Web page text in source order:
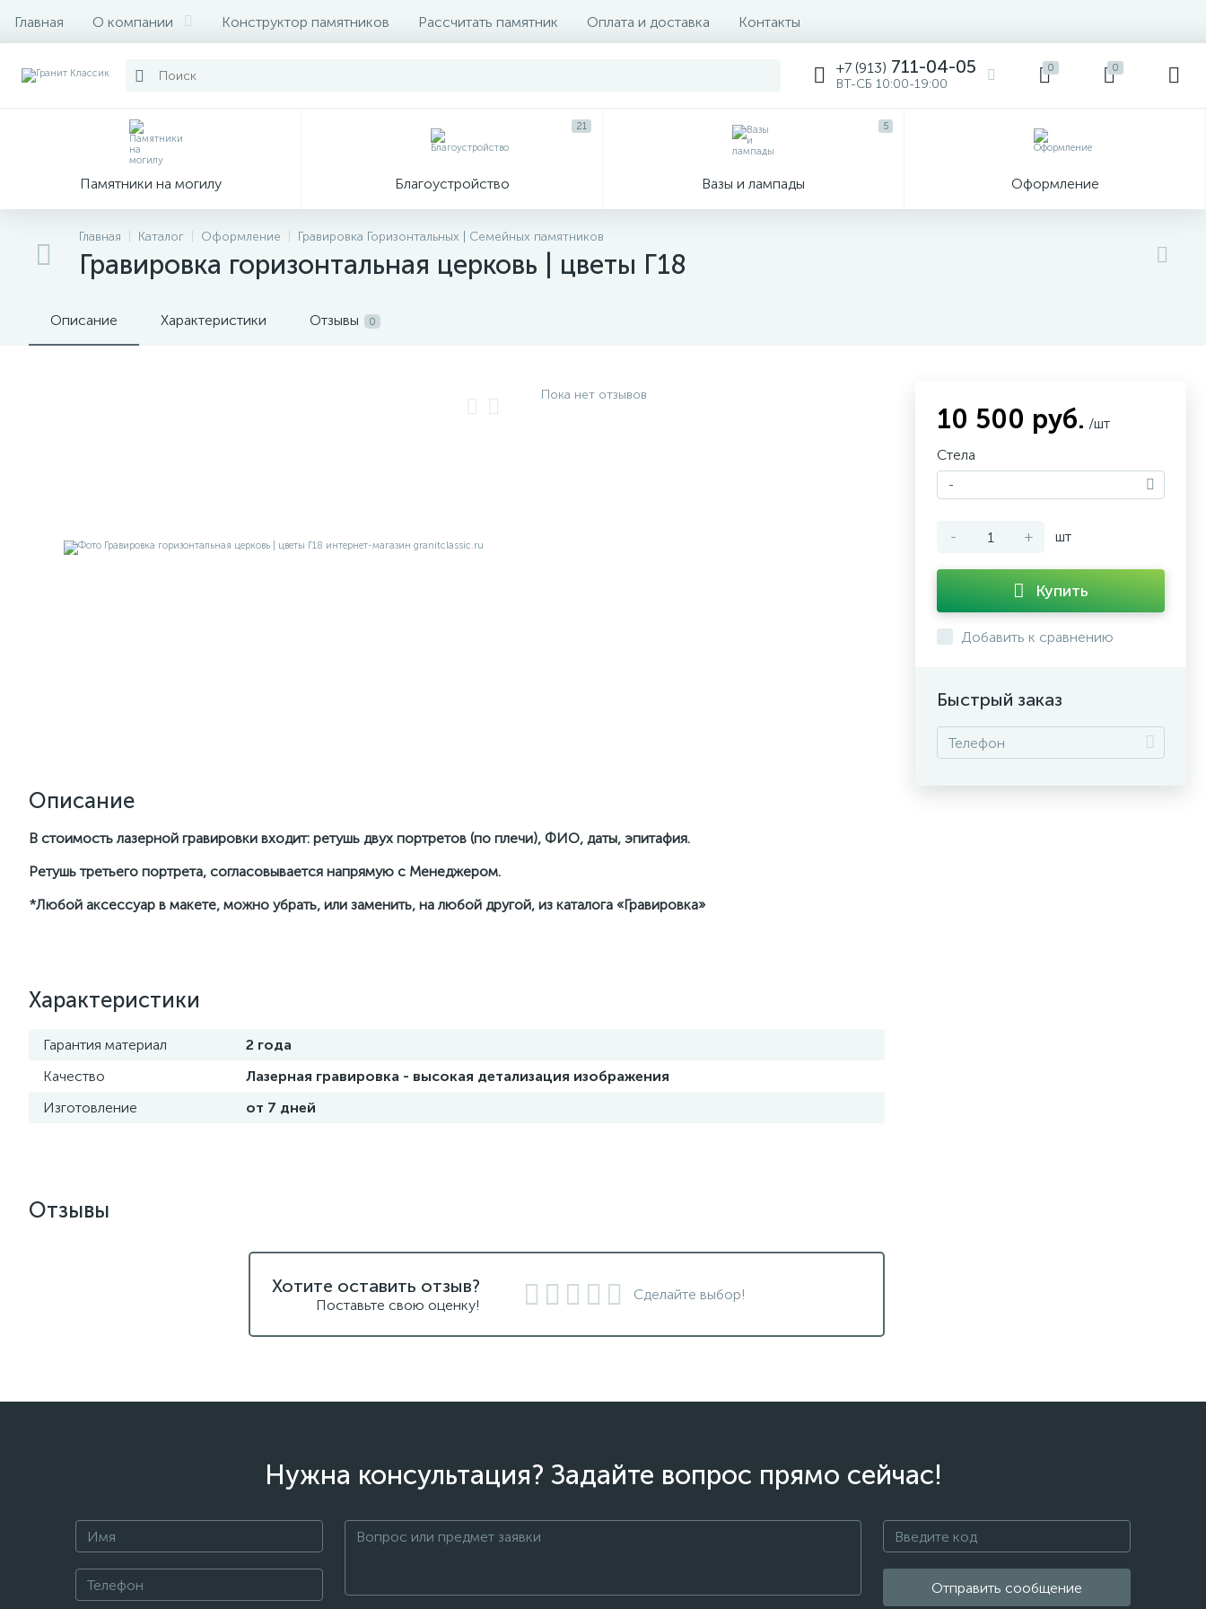
Главная О компании Конструктор памятников Рассчитать памятник Оплата и доставка Контакты
+7 (913) 711-04-05
ВТ-СБ 10:00-19:00
0 0
Памятники на могилу Благоустройство
21
Вазы и лампады
5
Оформление
Главная Каталог Оформление Гравировка Горизонтальных | Семейных памятников
Гравировка горизонтальная церковь | цветы Г18
Описание Характеристики Отзывы 0
Пока нет отзывов
Описание
В стоимость лазерной гравировки входит: ретушь двух портретов (по плечи), ФИО, даты, эпитафия.
Ретушь третьего портрета, согласовывается напрямую с Менеджером.
*Любой аксессуар в макете, можно убрать, или заменить, на любой другой, из каталога «Гравировка»
Характеристики
Гарантия материал
2 года
Качество
Лазерная гравировка - высокая детализация изображения
Изготовление
от 7 дней
10 500 руб. /шт
Стела
-
- + шт
Купить
Добавить к сравнению
Быстрый заказ
Отзывы
Хотите оставить отзыв?
Поставьте свою оценку!
Сделайте выбор!
Нужна консультация? Задайте вопрос прямо сейчас!
Отправить сообщение